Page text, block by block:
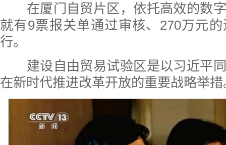
在厦门自贸片区，依托高效的数字
就有9票报关单通过审核、270万元
行。
建设自由贸易试验区是以习近平同
在新时代推进改革开放的重要战略举措